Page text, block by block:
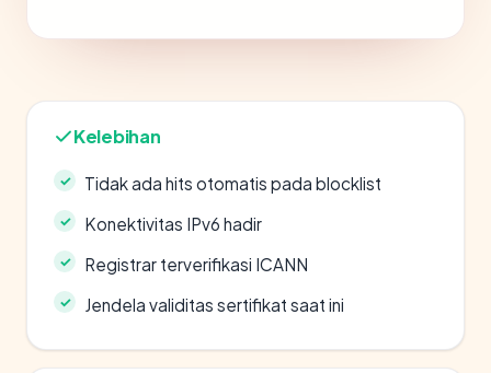
Kelebihan
Tidak ada hits otomatis pada blocklist
Konektivitas IPv6 hadir
Registrar terverifikasi ICANN
Jendela validitas sertifikat saat ini